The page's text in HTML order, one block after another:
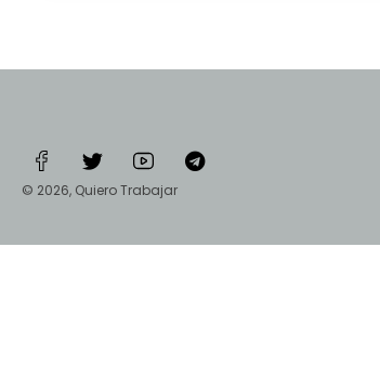
© 2026, Quiero Trabajar